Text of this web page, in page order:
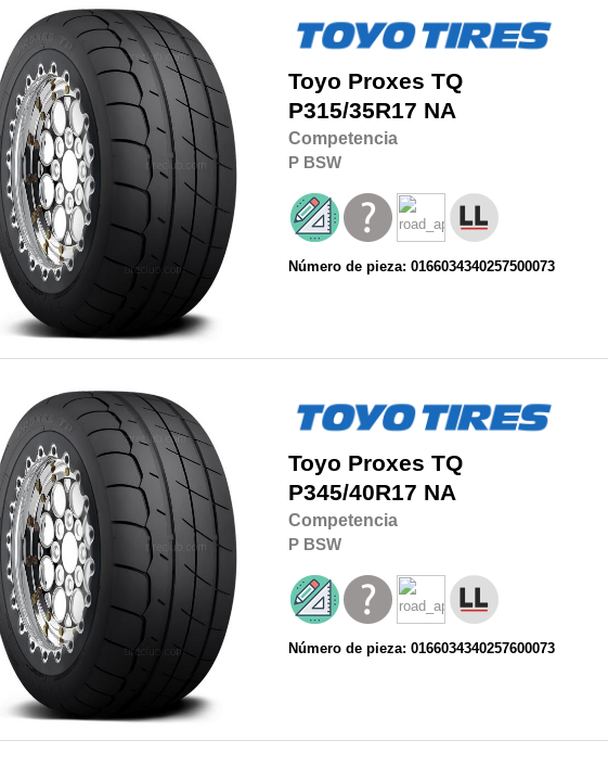
Toyo Proxes TQ
P315/35R17 NA
Competencia
P BSW
Número de pieza: 0166034340257500073
Toyo Proxes TQ
P345/40R17 NA
Competencia
P BSW
Número de pieza: 0166034340257600073